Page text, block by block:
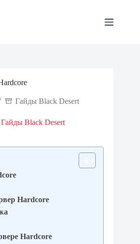
Гайды Black Desert
Гайды Black Desert
Hardcore
Hardcore